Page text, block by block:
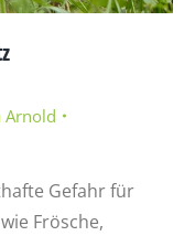
Arnold
Gefahr für
Frösche,